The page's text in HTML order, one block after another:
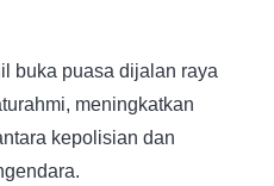
buka puasa dijalan raya
meningkatkan
kepolisian dan